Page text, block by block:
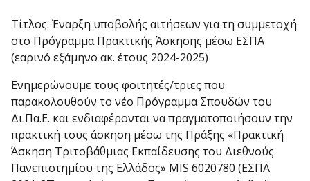
Τίτλος: Έναρξη υποβολής αιτήσεων για τη συμμετοχή
στο Πρόγραμμα Πρακτικής Άσκησης μέσω ΕΣΠΑ
(εαρινό εξάμηνο ακ. έτους 2024-2025)
Ενημερώνουμε τους φοιτητές/τριες που
παρακολουθούν το νέο Πρόγραμμα Σπουδών του
Δι.Πα.Ε. και ενδιαφέρονται να πραγματοποιήσουν την
πρακτική τους άσκηση μέσω της Πράξης «Πρακτική
Άσκηση Τριτοβάθμιας Εκπαίδευσης του Διεθνούς
Πανεπιστημίου της Ελλάδος» MIS 6020780 (ΕΣΠΑ